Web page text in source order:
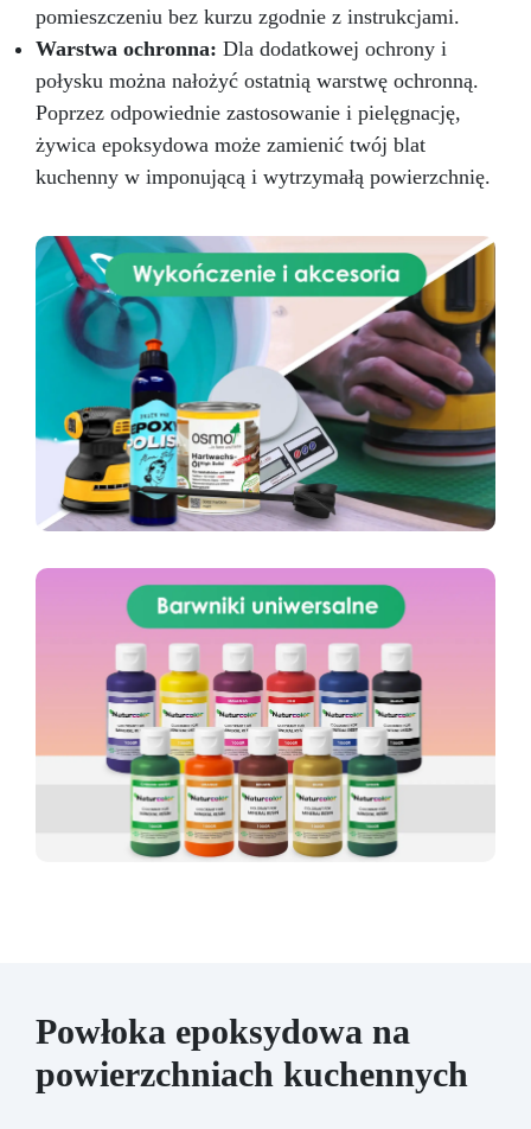
pomieszczeniu bez kurzu zgodnie z instrukcjami.
Warstwa ochronna: Dla dodatkowej ochrony i
połysku można nałożyć ostatnią warstwę ochronną.
Poprzez odpowiednie zastosowanie i pielęgnację,
żywica epoksydowa może zamienić twój blat
kuchenny w imponującą i wytrzymałą powierzchnię.
Powłoka epoksydowa na
powierzchniach kuchennych